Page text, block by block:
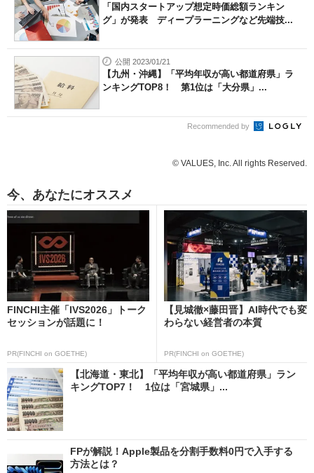
「国内スタートアップ想定時価総額ランキン
グ」が発表 ディープラーニングなど先端技...
公開 2023/01/21
【九州・沖縄】「平均年収が高い都道府県」ラ
ンキングTOP8！ 第1位は「大分県」...
Recommended by
© VALUES, Inc. All rights Reserved.
今、あなたにオススメ
FINCHI主催「IVS2026」トーク
セッションが話題に！
PR(FINCHI on GOETHE)
【見城徹×藤田晋】AI時代でも変
わらない経営者の本質
PR(FINCHI on GOETHE)
【北海道・東北】「平均年収が高い都道府県」ラン
キングTOP7！ 1位は「宮城県」...
FPが解説！Apple製品を分割手数料0円で入手する
方法とは？